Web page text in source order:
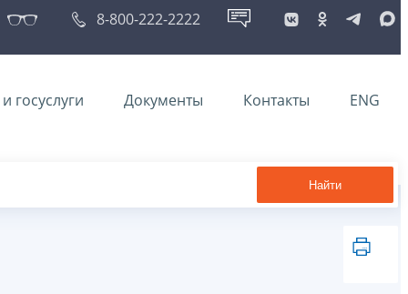
8-800-222-2222
госуслуги Документы Контакты ENG
Найти